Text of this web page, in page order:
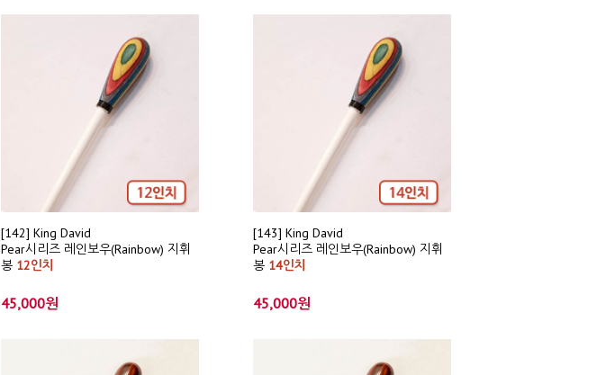
[142] King David
Pear시리즈 레인보우(Rainbow) 지휘
봉 12인치
45,000원
[143] King David
Pear시리즈 레인보우(Rainbow) 지휘
봉 14인치
45,000원